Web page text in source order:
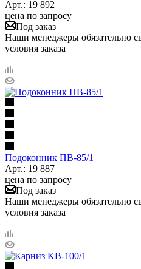
Арт.: 19 892
цена по запросу
Под заказ
Наши менеджеры обязательно
условия заказа
Подоконник ПB-85/1
Арт.: 19 887
цена по запросу
Под заказ
Наши менеджеры обязательно
условия заказа